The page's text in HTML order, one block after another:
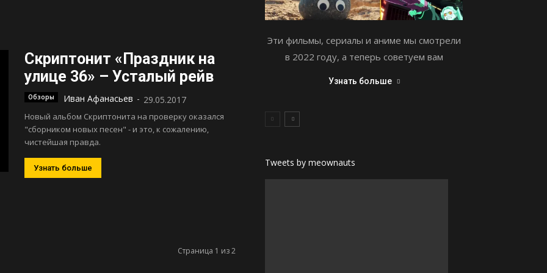
Скриптонит «Праздник на
улице 36» – Усталый рейв
Обзоры Иван Афанасьев - 29.05.2017
Новый альбом Скриптонита на проверку оказался
"сборником новых песен" - и это, к сожалению,
чистейшая правда.
Узнать больше
Страница 1 из 2
Эти фильмы, сериалы и аниме мы смотрели
в 2022 году, а теперь советуем вам
Узнать больше
Tweets by meownauts